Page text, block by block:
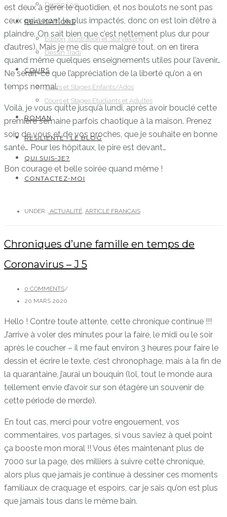
Dessin Live
RÉALISATIONS
Edition, Illustration et Storytelling
Dessin Tradi
COURS
Cours et Stages Enfants/Ados
Cours et Stages Etudiants et Adultes
ROMAN
RESILIENTE ! LE BLOG
QUI SUIS-JE?
CONTACTEZ-MOI
est deux à gérer le quotidien, et nos boulots ne sont pas
ceux qui seront le plus impactés, donc on est loin d’être à
plaindre. On sait bien que c’est nettement plus dur pour
d’autres). Mais je me dis que malgré tout, on en tirera
quand même quelques enseignements utiles pour l’avenir…
Ne serait-ce que l’appréciation de la liberté qu’on a en
temps normal.
Voilà, je vous quitte jusqu’à lundi, après avoir bouclé cette
première semaine parfois chaotique à la maison. Prenez
soin de vous et de vos proches, que je souhaite en bonne
santé… Pour les hôpitaux, le pire est devant…
Bon courage et belle soirée quand même !
UNDER : ACTUALITÉ ARTICLE FRANCAIS
Chroniques d’une famille en temps de
Coronavirus – J 5
0 COMMENTS/
20 MARS 2020
Hello ! Contre toute attente, cette chronique continue !!!
J’arrive à voler des minutes pour la faire, le midi ou le soir
après le coucher – il me faut environ 3 heures pour faire le
dessin et écrire le texte, c’est chronophage, mais à la fin de
la quarantaine, j’aurai un bouquin (lol, tout le monde aura
tellement envie d’avoir sur son étagère un souvenir de
cette période de merde).
En tout cas, merci pour votre engouement, vos
commentaires, vos partages, si vous saviez à quel point
ça booste mon moral !! Vous êtes maintenant plus de
7000 sur la page, des milliers à suivre cette chronique,
alors plus que jamais je continue à dessiner ces moments
familiaux de craquage et espoirs, car je sais qu’on est plus
que jamais tous dans le même bain.